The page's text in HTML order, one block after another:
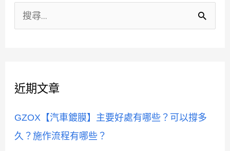
字
近期文章
GZOX【汽車鍍膜】主要好處有哪些？可以撐多
久？施作流程有哪些？